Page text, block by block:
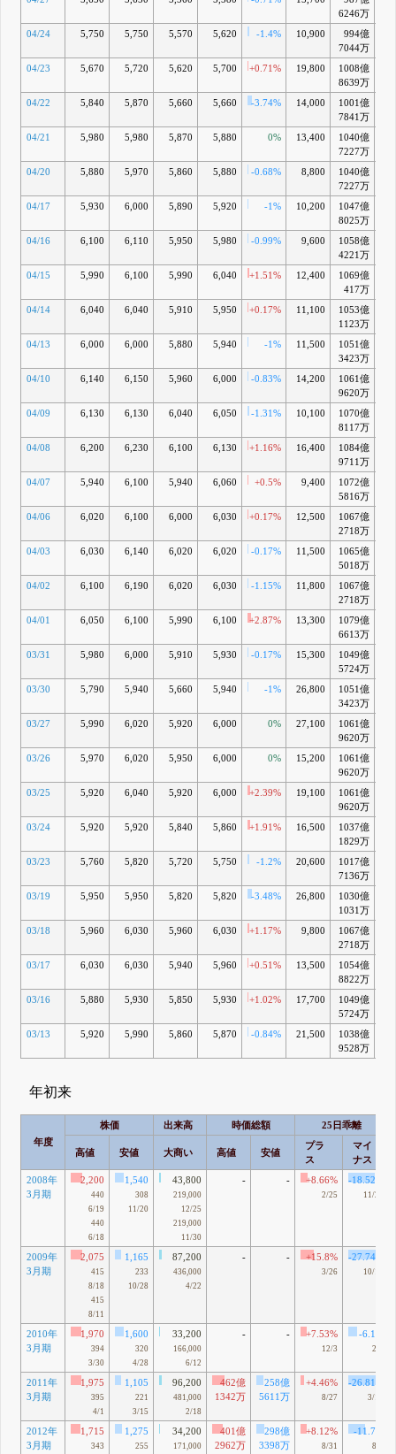
6246万
04/24 5,750 5,750 5,570 5,620 -1.4% 10,900
994億
7044万
04/23 5,670 5,720 5,620 5,700 +0.71% 19,800
1008億
8639万
04/22 5,840 5,870 5,660 5,660 -3.74% 14,000
1001億
7841万
04/21 5,980 5,980 5,870 5,880 0% 13,400
1040億
7227万
04/20 5,880 5,970 5,860 5,880 -0.68% 8,800
1040億
7227万
04/17 5,930 6,000 5,890 5,920 -1% 10,200
1047億
8025万
04/16 6,100 6,110 5,950 5,980 -0.99% 9,600
1058億
4221万
04/15 5,990 6,100 5,990 6,040 +1.51% 12,400
1069億
417万
04/14 6,040 6,040 5,910 5,950 +0.17% 11,100
1053億
1123万
04/13 6,000 6,000 5,880 5,940 -1% 11,500
1051億
3423万
04/10 6,140 6,150 5,960 6,000 -0.83% 14,200
1061億
9620万
04/09 6,130 6,130 6,040 6,050 -1.31% 10,100
1070億
8117万
04/08 6,200 6,230 6,100 6,130 +1.16% 16,400
1084億
9711万
04/07 5,940 6,100 5,940 6,060 +0.5% 9,400
1072億
5816万
04/06 6,020 6,100 6,000 6,030 +0.17% 12,500
1067億
2718万
04/03 6,030 6,140 6,020 6,020 -0.17% 11,500
1065億
5018万
04/02 6,100 6,190 6,020 6,030 -1.15% 11,800
1067億
2718万
04/01 6,050 6,100 5,990 6,100 +2.87% 13,300
1079億
6613万
03/31 5,980 6,000 5,910 5,930 -0.17% 15,300
1049億
5724万
03/30 5,790 5,940 5,660 5,940 -1% 26,800
1051億
3423万
03/27 5,990 6,020 5,920 6,000 0% 27,100
1061億
9620万
03/26 5,970 6,020 5,950 6,000 0% 15,200
1061億
9620万
03/25 5,920 6,040 5,920 6,000 +2.39% 19,100
1061億
9620万
03/24 5,920 5,920 5,840 5,860 +1.91% 16,500
1037億
1829万
03/23 5,760 5,820 5,720 5,750 -1.2% 20,600
1017億
7136万
03/19 5,950 5,950 5,820 5,820 -3.48% 26,800
1030億
1031万
03/18 5,960 6,030 5,960 6,030 +1.17% 9,800
1067億
2718万
03/17 6,030 6,030 5,940 5,960 +0.51% 13,500
1054億
8822万
03/16 5,880 5,930 5,850 5,930 +1.02% 17,700
1049億
5724万
03/13 5,920 5,990 5,860 5,870 -0.84% 21,500
1038億
9528万
年初来
年度
株価 出来高 時価総額 25日乖離
高値 安値 大商い 高値 安値
プラ
ス
マイ
ナス
2008年
3月期
2,200
440
6/19
440
6/18
1,540
308
11/20
43,800
219,000
12/25
219,000
11/30
- - +8.66%
2/25
-18.52%
11/20
2009年
3月期
2,075
415
8/18
415
8/11
1,165
233
10/28
87,200
436,000
4/22
- - +15.8%
3/26
-27.74%
10/10
2010年
3月期
1,970
394
3/30
1,600
320
4/28
33,200
166,000
6/12
- - +7.53%
12/3
-6.1%
2/1
2011年
3月期
1,975
395
4/1
1,105
221
3/15
96,200
481,000
2/18
462億
1342万
258億
5611万
+4.46%
8/27
-26.81%
3/15
2012年
3月期
1,715
343
1,275
255
34,200
171,000
401億
2962万
298億
3398万
+8.12%
8/31
-11.7%
8/9